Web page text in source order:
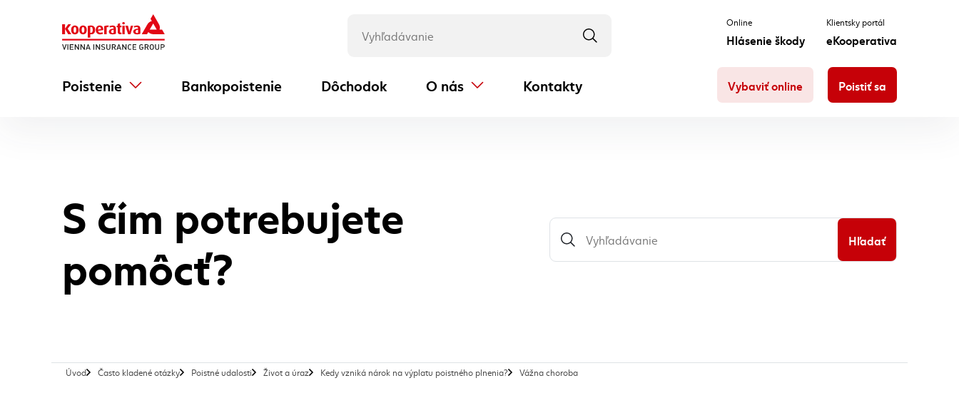
Online
Hlásenie škody
Klientsky portál
eKooperativa
Poistenie Bankopoistenie Dôchodok
(externý odkaz) O nás Kontakty Vybaviť online Poistiť sa
S čím potrebujete
pomôcť?
Hľadať
Úvod Často kladené otázky Poistné udalosti Život a úraz Kedy vzniká nárok na výplatu poistného plnenia? Vážna choroba, aktuálna stránka